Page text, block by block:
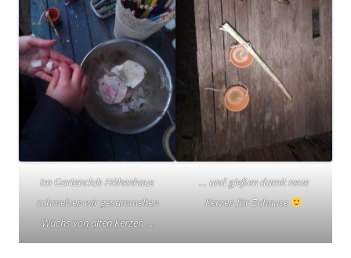
Im Gartenclub Höhenhaus
schmelzen wir gesammelten
Wachs von alten Kerzen …
… und gießen damit neue
Kerzen für Zuhause